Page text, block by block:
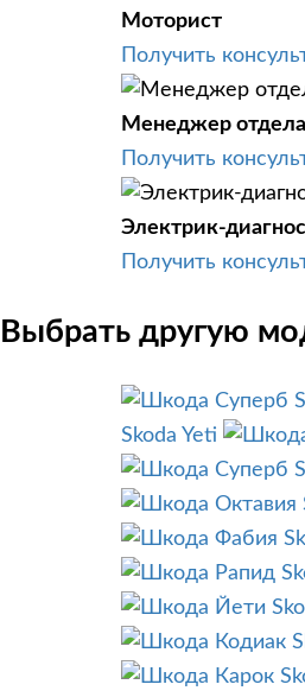
Моторист
Получить
Менеджер отдела
Получить
Электрик-
Получить
Выбрать другую
Skoda Yeti